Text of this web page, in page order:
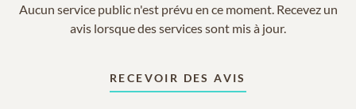
Aucun service public n'est prévu en ce moment. Recevez un
avis lorsque des services sont mis à jour.
RECEVOIR DES AVIS